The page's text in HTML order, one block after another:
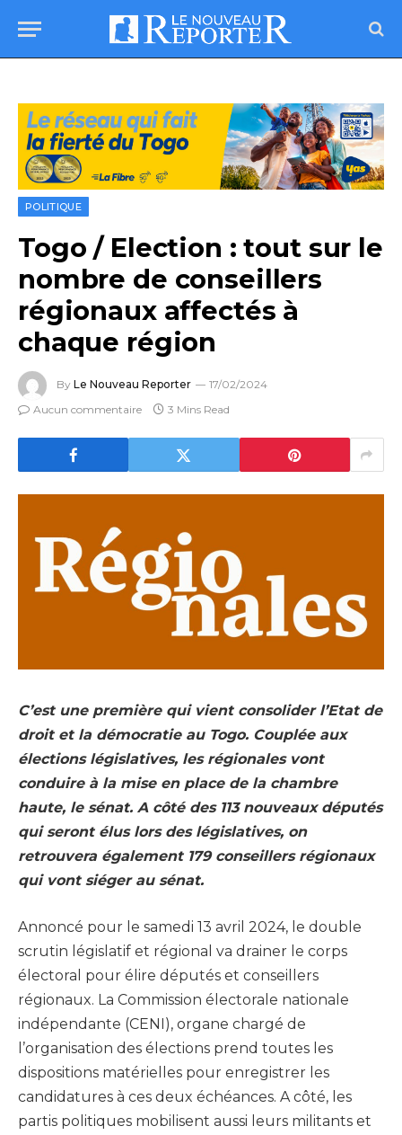
POLITIQUE
Togo / Election : tout sur le
nombre de conseillers
régionaux affectés à
chaque région
By Le Nouveau Reporter
17/02/2024
Aucun commentaire
3 Mins Read
C’est une première qui vient consolider l’Etat de
droit et la démocratie au Togo. Couplée aux
élections législatives, les régionales vont
conduire à la mise en place de la chambre
haute, le sénat. A côté des 113 nouveaux députés
qui seront élus lors des législatives, on
retrouvera également 179 conseillersrégionaux
qui vont siéger au sénat.
Annoncé pour le samedi 13 avril 2024, le double
scrutin législatif et régional va drainer le corps
électoral pour élire députés et conseillers
régionaux. La Commission électorale nationale
indépendante (CENI), organe chargé de
l’organisation des élections prend toutes les
dispositions matérielles pour enregistrer les
candidatures à ces deux échéances. A côté, les
partis politiques mobilisent aussi leurs militants et